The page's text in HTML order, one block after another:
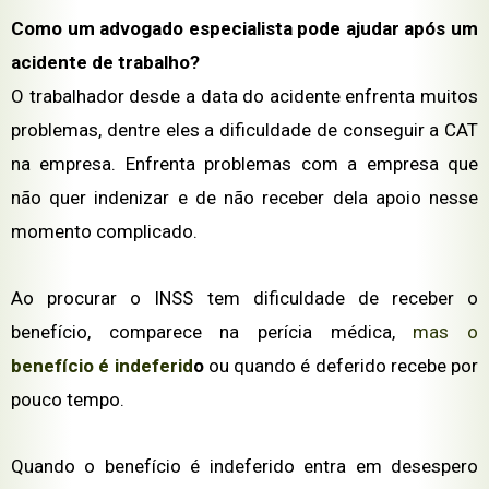
Como um advogado especialista pode ajudar após um
acidente de trabalho?
O trabalhador desde a data do acidente enfrenta muitos
problemas, dentre eles a dificuldade de conseguir a CAT
na empresa. Enfrenta problemas com a empresa que
não quer indenizar e de não receber dela apoio nesse
momento complicado.
Ao procurar o INSS tem dificuldade de receber o
benefício, comparece na perícia médica, mas o
benefício é indeferidoou quando é deferido recebe por
pouco tempo.
Quando o benefício é indeferido entra em desespero